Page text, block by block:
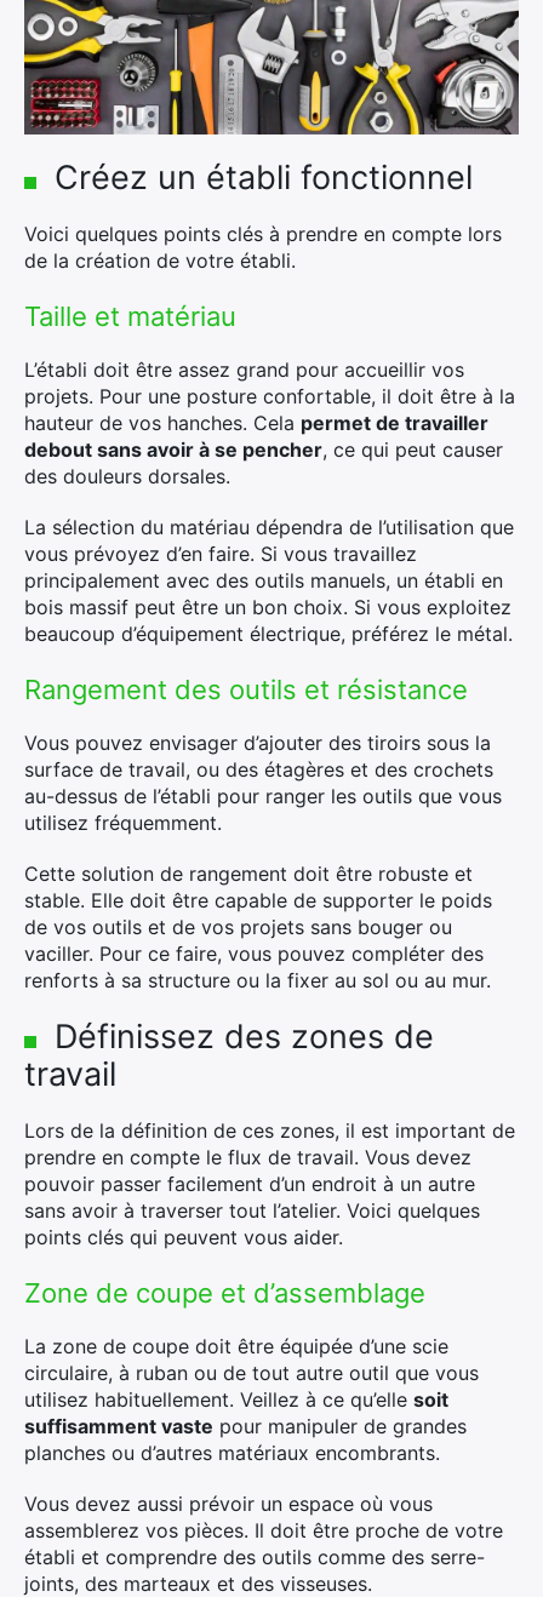
Créez un établi fonctionnel
Voici quelques points clés à prendre en compte lors
de la création de votre établi.
Taille et matériau
L’établi doit être assez grand pour accueillir vos
projets. Pour une posture confortable, il doit être à la
hauteur de vos hanches. Cela permet de travailler
debout sans avoir à se pencher, ce qui peut causer
des douleurs dorsales.
La sélection du matériau dépendra de l’utilisation que
vous prévoyez d’en faire. Si vous travaillez
principalement avec des outils manuels, un établi en
bois massif peut être un bon choix. Si vous exploitez
beaucoup d’équipement électrique, préférez le métal.
Rangement des outils et résistance
Vous pouvez envisager d’ajouter des tiroirs sous la
surface de travail, ou des étagères et des crochets
au-dessus de l’établi pour ranger les outils que vous
utilisez fréquemment.
Cette solution de rangement doit être robuste et
stable. Elle doit être capable de supporter le poids
de vos outils et de vos projets sans bouger ou
vaciller. Pour ce faire, vous pouvez compléter des
renforts à sa structure ou la fixer au sol ou au mur.
Définissez des zones de
travail
Lors de la définition de ces zones, il est important de
prendre en compte le flux de travail. Vous devez
pouvoir passer facilement d’un endroit à un autre
sans avoir à traverser tout l’atelier. Voici quelques
points clés qui peuvent vous aider.
Zone de coupe et d’assemblage
La zone de coupe doit être équipée d’une scie
circulaire, à ruban ou de tout autre outil que vous
utilisez habituellement. Veillez à ce qu’elle soit
suffisamment vaste pour manipuler de grandes
planches ou d’autres matériaux encombrants.
Vous devez aussi prévoir un espace où vous
assemblerez vos pièces. Il doit être proche de votre
établi et comprendre des outils comme des serre-
joints, des marteaux et des visseuses.